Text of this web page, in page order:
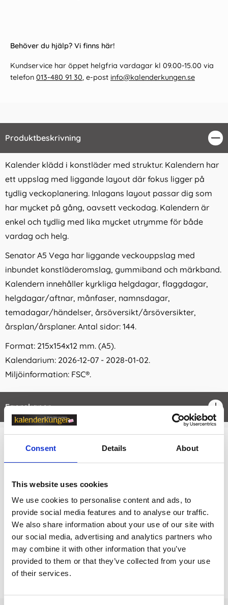
Consent Details About
This website uses cookies
We use cookies to personalise content and ads, to
provide social media features and to analyse our traffic.
We also share information about your use of our site with
our social media, advertising and analytics partners who
may combine it with other information that you’ve
provided to them or that they’ve collected from your use
of their services.
Behöver du hjälp? Vi finns här!
Kundservice har öppet helgfria vardagar kl 09.00-15.00 via
telefon 013-480 91 30, e-post info@kalenderkungen.se
Produktbeskrivning
Kalender klädd i konstläder med struktur. Kalendern har
ett uppslag med liggande layout där fokus ligger på
tydlig veckoplanering. Inlagans layout passar dig som
har mycket på gång, oavsett veckodag. Kalendern är
enkel och tydlig med lika mycket utrymme för både
vardag och helg.
Senator A5 Vega har liggande veckouppslag med
inbundet konstläderomslag, gummiband och märkband.
Kalendern innehåller kyrkliga helgdagar, flaggdagar,
helgdagar/aftnar, månfaser, namnsdagar,
temadagar/händelser, årsöversikt/årsöversikter,
årsplan/årsplaner. Antal sidor: 144.
Format: 215x154x12 mm. (A5).
Kalendarium: 2026-12-07 - 2028-01-02.
Miljöinformation: FSC®.
Egenskaper
Relaterade kategorier
Kalendrar & almanackor för 2027 /Kalender A5
Kalendrar & almanackor för 2027 /Burde kalender
Prishistorik